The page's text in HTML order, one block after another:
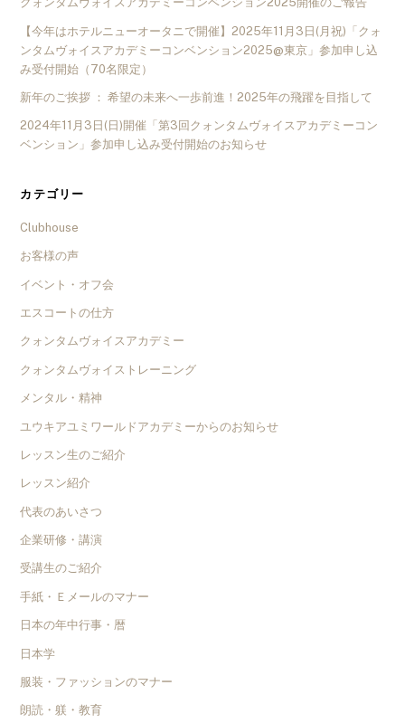
【今年はホテルニューオータニで開催】2025年11月3日(月祝)「クォ
ンタムヴォイスアカデミーコンベンション2025@東京」参加申し込
み受付開始（70名限定）
新年のご挨拶 ： 希望の未来へ一歩前進！2025年の飛躍を目指して
2024年11月3日(日)開催「第3回クォンタムヴォイスアカデミーコン
ベンション」参加申し込み受付開始のお知らせ
カテゴリー
Clubhouse
お客様の声
イベント・オフ会
エスコートの仕方
クォンタムヴォイスアカデミー
クォンタムヴォイストレーニング
メンタル・精神
ユウキアユミワールドアカデミーからのお知らせ
レッスン生のご紹介
レッスン紹介
代表のあいさつ
企業研修・講演
受講生のご紹介
手紙・Ｅメールのマナー
日本の年中行事・暦
日本学
服装・ファッションのマナー
朗読・躾・教育